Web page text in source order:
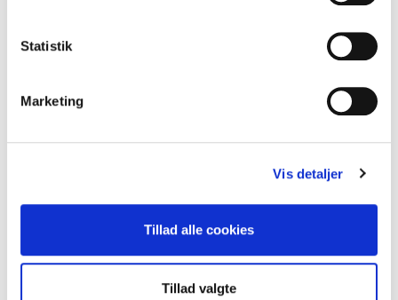
Statistik
Marketing
Vis detaljer
Tillad alle cookies
Tillad valgte